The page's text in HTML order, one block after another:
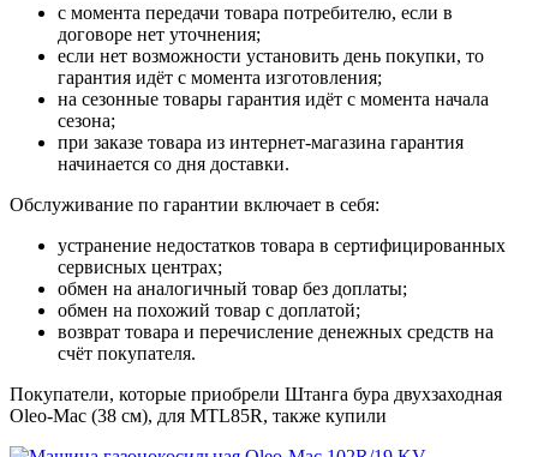
с момента передачи товара потребителю, если в
договоре нет уточнения;
если нет возможности установить день покупки, то
гарантия идёт с момента изготовления;
на сезонные товары гарантия идёт с момента начала
сезона;
при заказе товара из интернет-магазина гарантия
начинается со дня доставки.
Обслуживание по гарантии включает в себя:
устранение недостатков товара в сертифицированных
сервисных центрах;
обмен на аналогичный товар без доплаты;
обмен на похожий товар с доплатой;
возврат товара и перечисление денежных средств на
счёт покупателя.
Покупатели, которые приобрели Штанга бура двухзаходная
Oleo-Mac (38 см), для MTL85R, также купили